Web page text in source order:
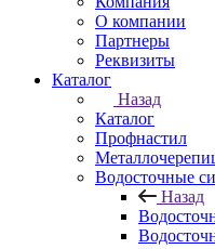
О компании
Партнеры
Реквизиты
Каталог
Назад
Каталог
Профнастил
Водосточные
Назад